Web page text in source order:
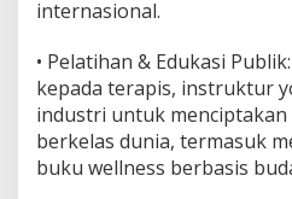
internasional.
• Pelatihan & Edukasi
kepada terapis, instruktur
industri untuk menciptakan
berkelas dunia, termasuk
buku wellness berbasis